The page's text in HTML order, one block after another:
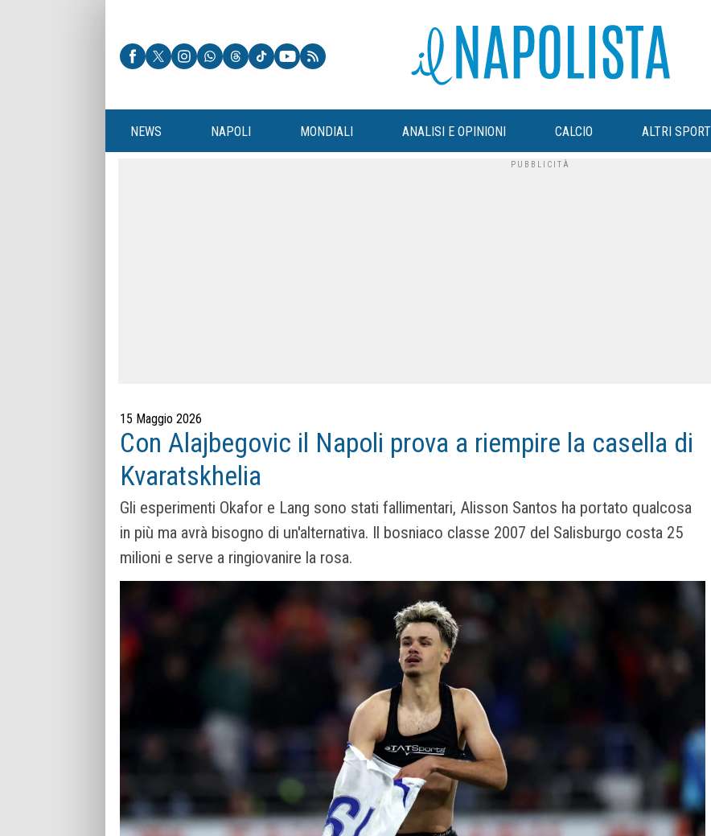
NEWS NAPOLI MONDIALI ANALISI E OPINIONI CALCIO ALTRI SPORT
15 Maggio 2026
Con Alajbegovic il Napoli prova a riempire la casella di
Kvaratskhelia
Gli esperimenti Okafor e Lang sono stati fallimentari, Alisson Santos ha portato qualcosa
in più ma avrà bisogno di un'alternativa. Il bosniaco classe 2007 del Salisburgo costa 25
milioni e serve a ringiovanire la rosa.